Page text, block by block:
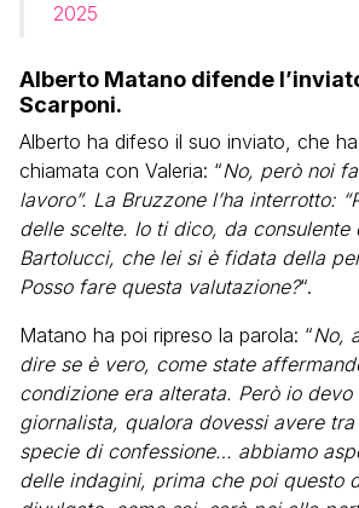
2025
Alberto Matano difende
Scarponi.
Alberto ha difeso il suo inviato, che
chiamata con Valeria: “No, però noi
lavoro”. La Bruzzone l’ha interrotto:
delle scelte. Io ti dico, da consulente
Bartolucci, che lei si è fidata della
Posso fare questa valutazione?“.
Matano ha poi ripreso la parola: “No,
dire se è vero, come state
condizione era alterata. Però io
giornalista, qualora dovessi avere
specie di confessione… abbiamo
delle indagini, prima che poi questo